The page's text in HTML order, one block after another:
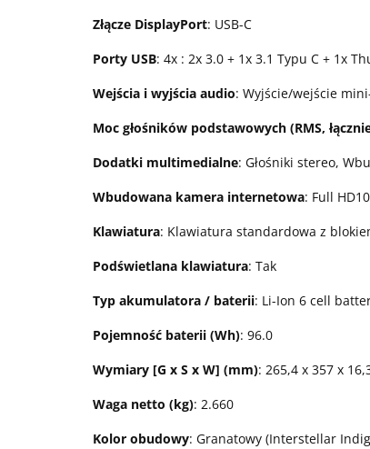
Złącze DisplayPort: USB-C
Porty USB: 4x : 2x 3.0 + 1x 3.1 Typu C + 1x
Wejścia i wyjścia audio: Wyjście/wejście
Moc głośników podstawowych (RMS,
Dodatki multimedialne: Głośniki stereo,
Wbudowana kamera internetowa: Full
Klawiatura: Klawiatura standardowa z
Podświetlana klawiatura: Tak
Typ akumulatora / baterii: Li-Ion 6 cell
Pojemność baterii (Wh): 96.0
Wymiary [G x S x W] (mm): 265,4 x 357 x
Waga netto (kg): 2.660
Kolor obudowy: Granatowy (Interstellar